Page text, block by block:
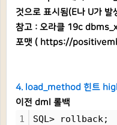
것으로 표시됨(E나 U가 발
참고 : 오라클 19c
포맷 ( https://
4. load_method 힌트
이전 dml 롤백
1
SQL> rollback;